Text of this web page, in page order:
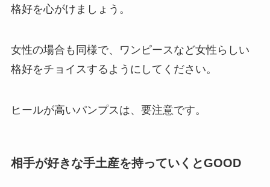
格好を心がけましょう。
女性の場合も同様で、ワンピースなど女性らしい
格好をチョイスするようにしてください。
ヒールが高いパンプスは、要注意です。
相手が好きな手土産を持っていくとGOOD